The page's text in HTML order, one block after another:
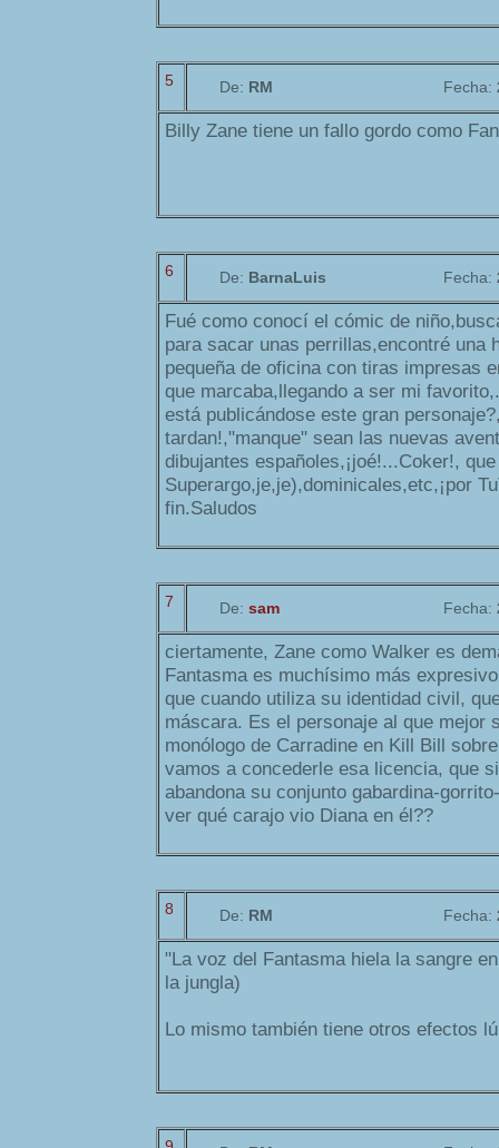
5 De: RM Fecha:
Billy Zane tiene un fallo gordo como
6 De: BarnaLuis Fecha:
Fué como conocí el cómic de
para sacar unas perrillas,encontré una
pequeña de oficina con tiras impresas
que marcaba,llegando a ser mi
está publicándose este gran
tardan!,"manque" sean las nuevas
dibujantes españoles,¡joé!...Coker!,
Superargo,je,je),dominicales,etc,¡por
fin.Saludos
7 De: sam Fecha:
ciertamente, Zane como Walker es
Fantasma es muchísimo más
que cuando utiliza su identidad civil,
máscara. Es el personaje al que mejor
monólogo de Carradine en Kill Bill
vamos a concederle esa licencia, que
abandona su conjunto gabardina-
ver qué carajo vio Diana en él??
8 De: RM Fecha:
"La voz del Fantasma hiela la sangre
la jungla)
Lo mismo también tiene otros efectos